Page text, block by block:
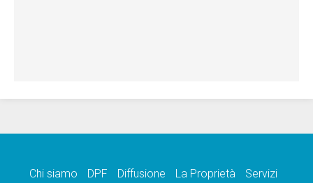
Chi siamo DPF Diffusione La Proprietà Servizi